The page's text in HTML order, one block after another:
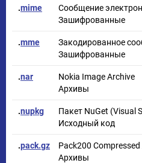
.mime
Сообщение
Зашифрованные
.mme
Закодированное
Зашифрованные
.nar
Nokia Image Archive
Архивы
.nupkg
Пакет NuGet (Visual
Исходный код
.pack.gz
Pack200
Архивы